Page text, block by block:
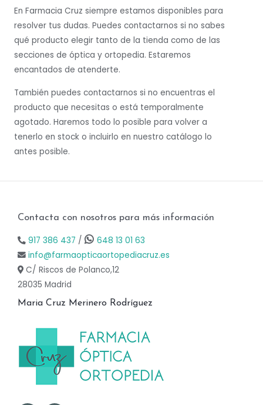
En Farmacia Cruz siempre estamos disponibles para
resolver tus dudas. Puedes contactarnos si no sabes
qué producto elegir tanto de la tienda como de las
secciones de óptica y ortopedia. Estaremos
encantados de atenderte.
También puedes contactarnos si no encuentras el
producto que necesitas o está temporalmente
agotado. Haremos todo lo posible para volver a
tenerlo en stock o incluirlo en nuestro catálogo lo
antes posible.
Contacta con nosotros para más información
917 386 437 /
648 13 01 63
info@farmaopticaortopediacruz.es
C/ Riscos de Polanco,12
28035 Madrid
Maria Cruz Merinero Rodríguez